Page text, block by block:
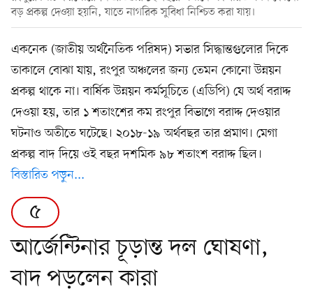
বড় প্রকল্প দেওয়া হয়নি, যাতে নাগরিক সুবিধা নিশ্চিত করা যায়।
একনেক (জাতীয় অর্থনৈতিক পরিষদ) সভার সিদ্ধান্তগুলোর দিকে
তাকালে বোঝা যায়, রংপুর অঞ্চলের জন্য তেমন কোনো উন্নয়ন
প্রকল্প থাকে না। বার্ষিক উন্নয়ন কর্মসূচিতে (এডিপি) যে অর্থ বরাদ্দ
দেওয়া হয়, তার ১ শতাংশের কম রংপুর বিভাগে বরাদ্দ দেওয়ার
ঘটনাও অতীতে ঘটেছে। ২০১৮-১৯ অর্থবছর তার প্রমাণ। মেগা
প্রকল্প বাদ দিয়ে ওই বছর দশমিক ৯৮ শতাংশ বরাদ্দ ছিল।
বিস্তারিত পড়ুন...
৫
আর্জেন্টিনার চূড়ান্ত দল ঘোষণা,
বাদ পড়লেন কারা